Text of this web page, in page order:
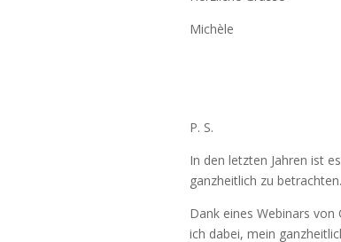
Michèle
P. S.
In den letzten Jahren ist
ganzheitlich zu betrachten.
Dank eines Webinars von
ich dabei, mein